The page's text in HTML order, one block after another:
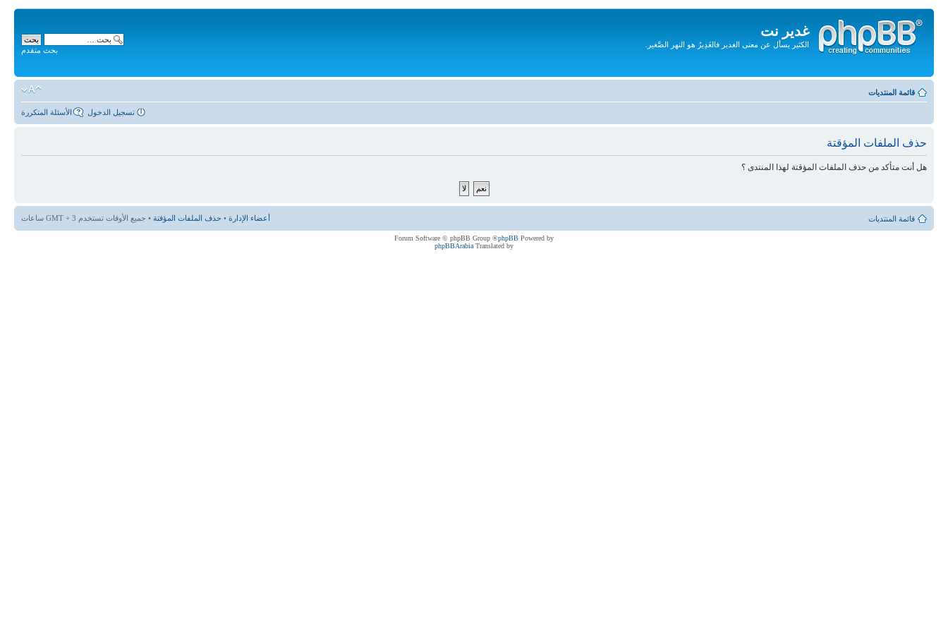
غدير نت
الكثير يسأل عن معنى الغدير فالغَدِيرُ هو النهر الصَّغير.
المحتويات
بحث متقدم
قائمة المنتديات
الأسئلة المتكررة تسجيل الدخول
حذف الملفات المؤقتة
هل أنت متأكد من حذف الملفات المؤقتة لهذا المنتدى ؟
قائمة المنتديات أعضاء الإدارة • حذف الملفات المؤقتة • جميع الأوقات تستخدم GMT + 3 ساعات
Powered by
phpBB
® Forum Software © phpBB Group
Translated by
phpBBArabia